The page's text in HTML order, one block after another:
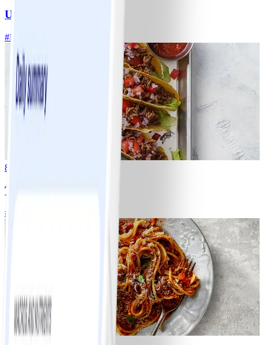
Ugnsrostad potatis
#Lätt
8
Tacos
#